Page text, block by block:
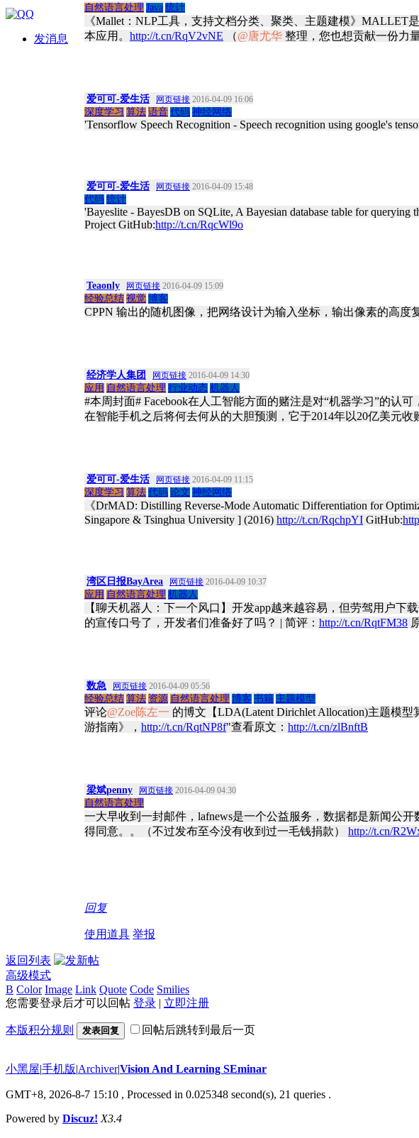
发消息
自然语言处理 Java 统计
《Mallet：NLP工具，支持文档分类、聚类、主题建模》
本应用。 http://t.cn/RqV2vNE （@唐尤华 整理，您也想贡献一份力
爱可可-爱生活 网页链接 2016-04-09 16:06
深度学习 算法 语音 代码 神经网络
'Tensorflow Speech Recognition - Speech recognition using google's
爱可可-爱生活 网页链接 2016-04-09 15:48
代码 统计
'Bayeslite - BayesDB on SQLite, A Bayesian database table for querying
Project GitHub:http://t.cn/RqcWl9o
Teaonly 网页链接 2016-04-09 15:09
经验总结 视觉 博客
CPPN 输出的随机图像，把网络设计为输入坐标，输出像素的高
经济学人集团 网页链接 2016-04-09 14:30
应用 自然语言处理 行业动态 机器人
#本周封面# Facebook在人工智能方面的赌注是对“机器学习”的认
在智能手机之后将何去何从的大胆预测，它于2014年以20亿美元收
爱可可-爱生活 网页链接 2016-04-09 11:15
深度学习 算法 代码 论文 神经网络
《DrMAD: Distilling Reverse-Mode Automatic Differentiation for
Singapore & Tsinghua University ] (2016) http://t.cn/RqchpYI GitHub:
湾区日报BayArea 网页链接 2016-04-09 10:37
应用 自然语言处理 机器人
【聊天机器人：下一个风口】开发app越来越容易，但劳驾用户下
的宣传口号了，开发者们准备好了吗？ | 简评： http://t.cn/RqtFM38
数急 网页链接 2016-04-09 05:56
经验总结 算法 资源 自然语言处理 博客 书籍 主题模型
评论@Zoe陈左一 的博文【LDA(Latent Dirichlet Allocation)主题模
游指南》， http://t.cn/RqtNP8f"查看原文： http://t.cn/zlBnftB
梁斌penny 网页链接 2016-04-09 04:30
自然语言处理
一大早收到一封邮件，lafnews是一个公益服务，数据都是新闻公
得同意。。（不过发布至今没有收到过一毛钱捐款） http://t.cn/
回复
使用道具 举报
返回列表
高级模式
B Color Image Link Quote Code Smilies
您需要登录后才可以回帖 登录 | 立即注册
本版积分规则 发表回复 回帖后跳转到最后一页
小黑屋|手机版|Archiver|Vision And Learning SEminar
GMT+8, 2026-8-7 15:10 , Processed in 0.025348 second(s), 21 queries .
Powered by Discuz! X3.4